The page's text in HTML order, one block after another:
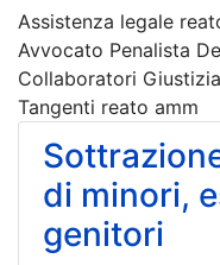
Assistenza legale
Avvocato Penalista
Collaboratori
Tangenti reato amm
di minori,
genitori